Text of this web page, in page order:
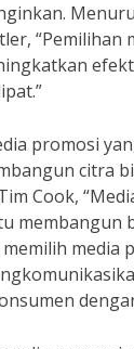
“Pemilihan
promosi
citra
Cook,
membangun
memilih media